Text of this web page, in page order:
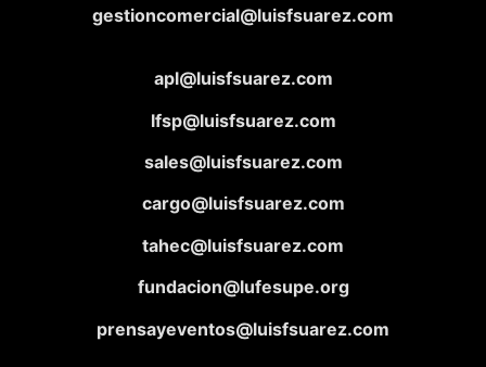
gestioncomercial@luisfsuarez.com
apl@luisfsuarez.com
lfsp@luisfsuarez.com
sales@luisfsuarez.com
cargo@luisfsuarez.com
tahec@luisfsuarez.com
fundacion@lufesupe.org
prensayeventos@luisfsuarez.com